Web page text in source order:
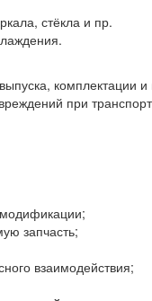
стёкла и пр.
комплектации
при
запчасть;
взаимодействия;